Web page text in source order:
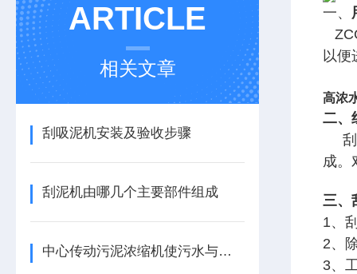
ARTICLE
相关文章
刮吸泥机安装及验收步骤
刮泥机由哪几个主要部件组成
中心传动污泥浓缩机使污水与活性污泥的混合液变清澈
一、
以便
高浓
二、
刮
成。
三、
1、
2、
3、